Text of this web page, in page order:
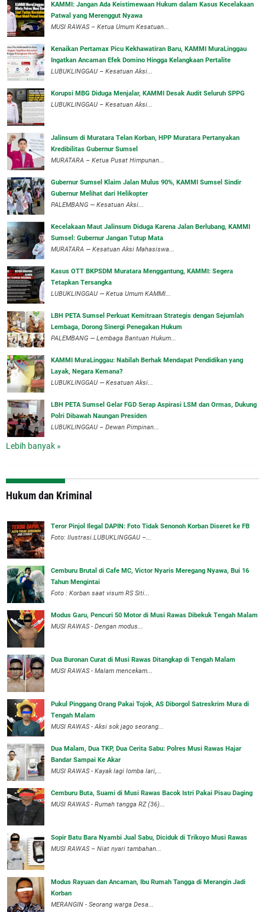
‎KAMMI: Jangan Ada Keistimewaan Hukum dalam Kasus Kecelakaan
Patwal yang Merenggut Nyawa
‎MUSI RAWAS – Ketua Umum Kesatuan...
‎Kenaikan Pertamax Picu Kekhawatiran Baru, KAMMI MuraLinggau
Ingatkan Ancaman Efek Domino Hingga Kelangkaan Pertalite
‎LUBUKLINGGAU – Kesatuan Aksi...
Korupsi MBG Diduga Menjalar, KAMMI Desak Audit Seluruh SPPG
‎LUBUKLINGGAU – Kesatuan Aksi...
‎Jalinsum di Muratara Telan Korban, HPP Muratara Pertanyakan
Kredibilitas Gubernur Sumsel
MURATARA – Ketua Pusat Himpunan...
‎Gubernur Sumsel Klaim Jalan Mulus 90%, KAMMI Sumsel Sindir
Gubernur Melihat dari Helikopter
‎PALEMBANG — Kesatuan Aksi...
‎Kecelakaan Maut Jalinsum Diduga Karena Jalan Berlubang, KAMMI
Sumsel: Gubernur Jangan Tutup Mata
‎MURATARA — Kesatuan Aksi Mahasiswa...
‎Kasus OTT BKPSDM Muratara Menggantung, KAMMI: Segera
Tetapkan Tersangka
‎LUBUKLINGGAU — Ketua Umum KAMMI...
LBH PETA Sumsel Perkuat Kemitraan Strategis dengan Sejumlah
Lembaga, Dorong Sinergi Penegakan Hukum
PALEMBANG — Lembaga Bantuan Hukum...
‎KAMMI MuraLinggau: Nabilah Berhak Mendapat Pendidikan yang
Layak, Negara Kemana?
LUBUKLINGGAU — Kesatuan Aksi...
‎LBH PETA Sumsel Gelar FGD Serap Aspirasi LSM dan Ormas, Dukung
Polri Dibawah Naungan Presiden
‎LUBUKLINGGAU – Dewan Pimpinan...
Lebih banyak »
Hukum dan Kriminal
Teror Pinjol Ilegal DAPIN: Foto Tidak Senonoh Korban Diseret ke FB
Foto: Ilustrasi.LUBUKLINGGAU –...
Cemburu Brutal di Cafe MC, Victor Nyaris Meregang Nyawa, Bui 16
Tahun Mengintai
Foto : Korban saat visum RS Siti...
Modus Garu, Pencuri 50 Motor di Musi Rawas Dibekuk Tengah Malam
MUSI RAWAS - Dengan modus...
Dua Buronan Curat di Musi Rawas Ditangkap di Tengah Malam
MUSI RAWAS - Malam mencekam...
Pukul Pinggang Orang Pakai Tojok, AS Diborgol Satreskrim Mura di
Tengah Malam
MUSI RAWAS - Aksi sok jago seorang...
Dua Malam, Dua TKP, Dua Cerita Sabu: Polres Musi Rawas Hajar
Bandar Sampai Ke Akar
MUSI RAWAS - Kayak lagi lomba lari,...
Cemburu Buta, Suami di Musi Rawas Bacok Istri Pakai Pisau Daging
MUSI RAWAS - Rumah tangga RZ (36)...
Sopir Batu Bara Nyambi Jual Sabu, Diciduk di Trikoyo Musi Rawas
MUSI RAWAS – Niat nyari tambahan...
Modus Rayuan dan Ancaman, Ibu Rumah Tangga di Merangin Jadi
Korban
MERANGIN - Seorang warga Desa...